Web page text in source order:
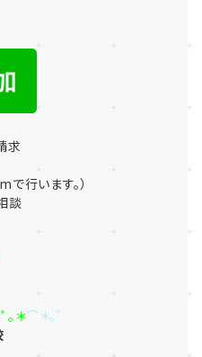
求
行います。）
談
｡＊⌒＊｡ﾟ